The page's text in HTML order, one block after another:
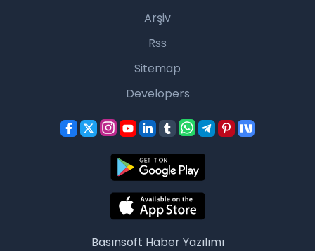
Arşiv
Rss
Sitemap
Developers
Basınsoft Haber Yazılımı